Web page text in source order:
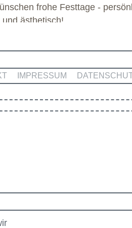
mit dieser engagierten
frohe Festtage -
und ästhetisch!
IMPRESSUM